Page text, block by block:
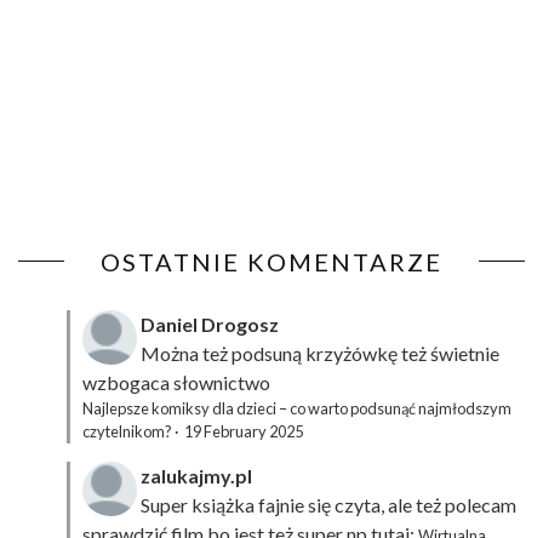
OSTATNIE KOMENTARZE
Daniel Drogosz
Można też podsuną krzyżówkęteż świetnie
wzbogaca słownictwo
Najlepsze komiksy dla dzieci – co warto podsunąć najmłodszym
czytelnikom? · 19 February 2025
zalukajmy.pl
Super książka fajnie się czyta, ale też polecam